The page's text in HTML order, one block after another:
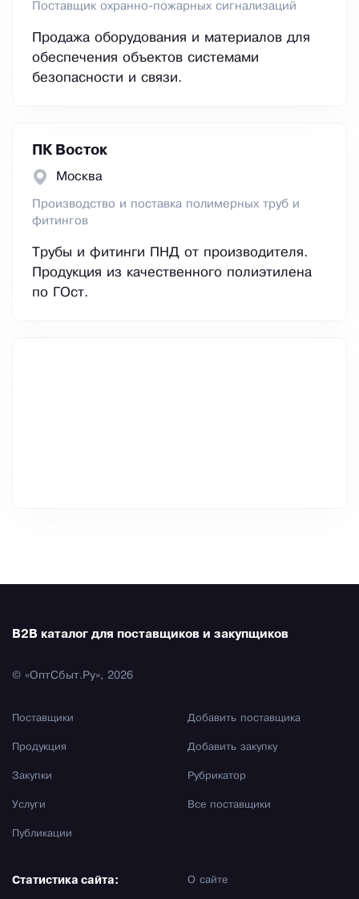
Поставщик охранно-пожарных сигнализаций
Продажа оборудования и материалов для
обеспечения объектов системами
безопасности и связи.
ПК Восток
Москва
Производство и поставка полимерных труб и
фитингов
Трубы и фитинги ПНД от производителя.
Продукция из качественного полиэтилена
по ГОст.
B2B каталог для поставщиков и закупщиков
© «ОптСбыт.Ру», 2026
Поставщики
Продукция
Закупки
Услуги
Публикации
Добавить поставщика
Добавить закупку
Рубрикатор
Все поставщики
О сайте
Статистика сайта: